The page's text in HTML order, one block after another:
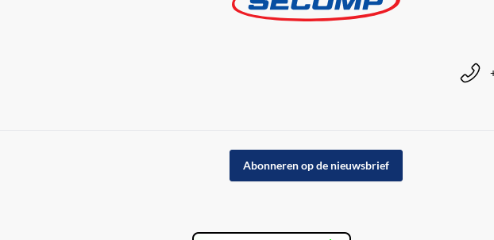
Abonneren op de nieuwsbrief